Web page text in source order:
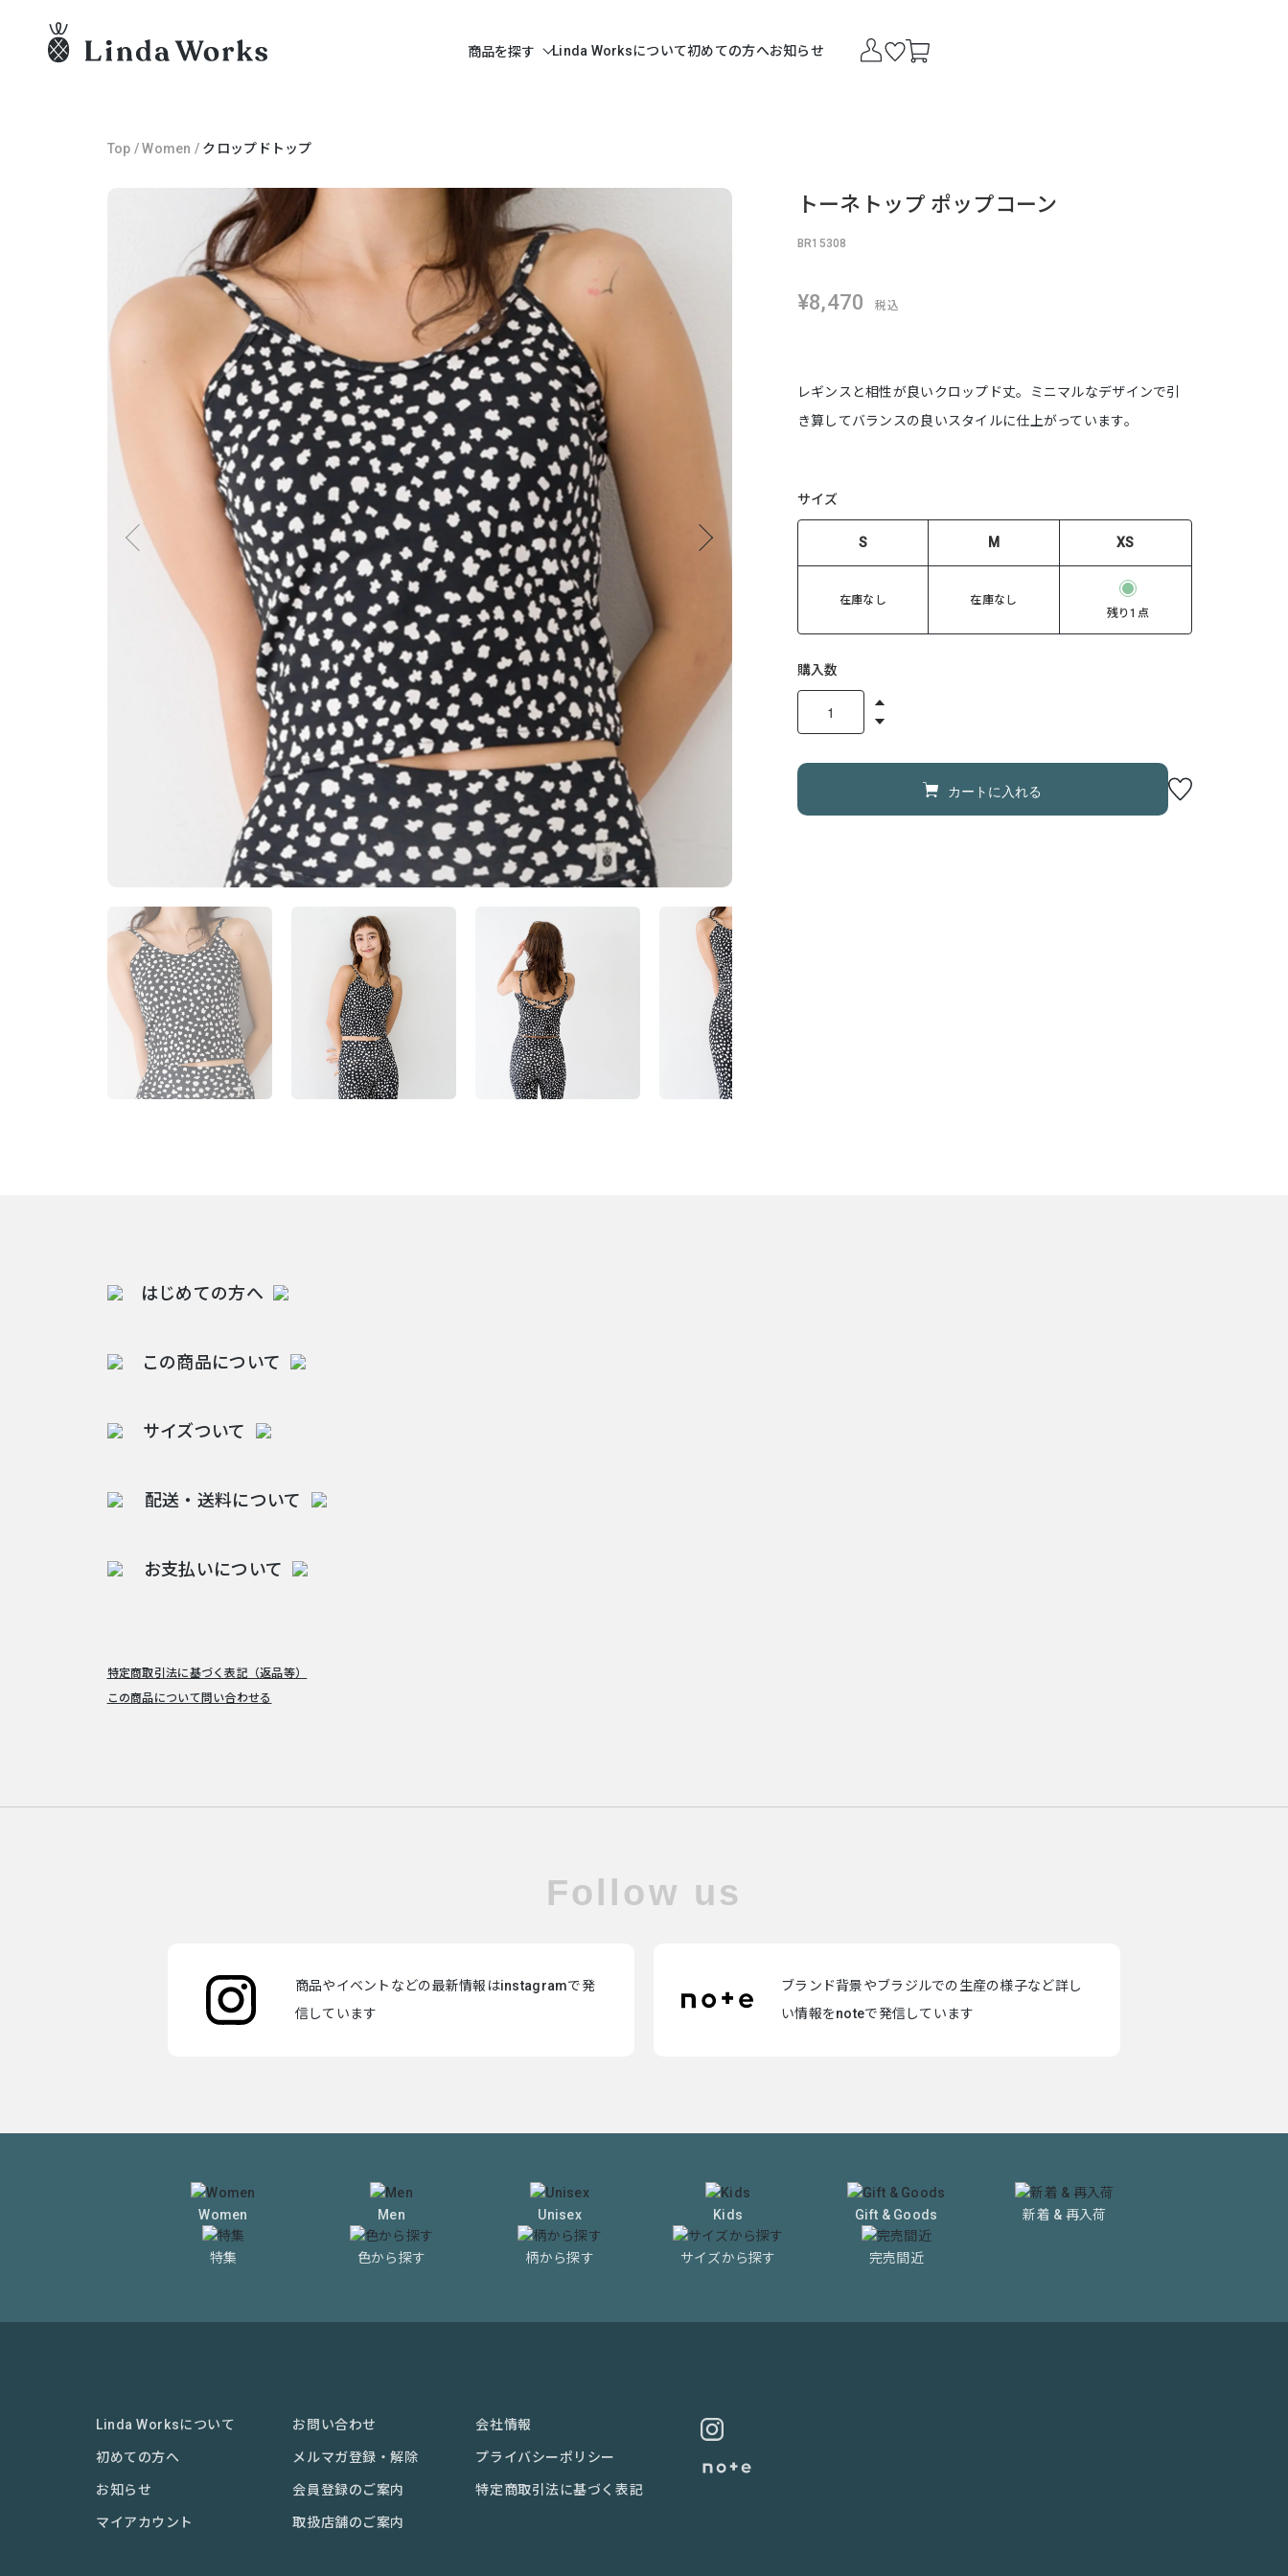
商品を探す Linda Worksについて初めての方へお知らせ
Top /Women / クロップドトップ
トーネトップ ポップコーン
BR15308
¥8,470 税込
レギンスと相性が良いクロップド丈。ミニマルなデザインで引
き算してバランスの良いスタイルに仕上がっています。
サイズ
S M XS
在庫なし
在庫なし
残り1点
購入数
カートに入れる
はじめての方へ
この商品について
サイズついて
配送・送料について
お支払いについて
特定商取引法に基づく表記（返品等）
この商品について問い合わせる
Follow us
商品やイベントなどの最新情報はinstagramで発
信しています
ブランド背景やブラジルでの生産の様子など詳し
い情報をnoteで発信しています
Women Men Unisex Kids Gift & Goods 新着 & 再入荷
特集 色から探す 柄から探す サイズから探す 完売間近
Linda Worksについて
初めての方へ
お知らせ
マイアカウント
お問い合わせ
メルマガ登録・解除
会員登録のご案内
取扱店舗のご案内
会社情報
プライバシーポリシー
特定商取引法に基づく表記